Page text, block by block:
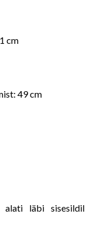
cm
49 cm
alati läbi sisesildil